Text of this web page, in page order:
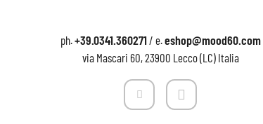
ph.+39.0341.360271/ e.eshop@mood60.com
via Mascari 60, 23900 Lecco (LC) Italia